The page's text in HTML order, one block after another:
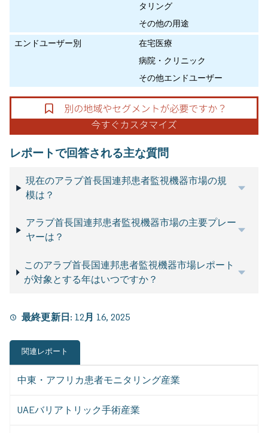
タリング
その他の用途
エンドユーザー別
在宅医療
病院・クリニック
その他エンドユーザー
レポートで回答される主な質問
現在のアラブ首長国連邦患者監視機器市場の規
模は？
アラブ首長国連邦患者監視機器市場の主要プレー
ヤーは？
このアラブ首長国連邦患者監視機器市場レポート
が対象とする年はいつですか？
最終更新日: 12月 16, 2025
関連レポート
中東・アフリカ患者モニタリング産業
UAEバリアトリック手術産業